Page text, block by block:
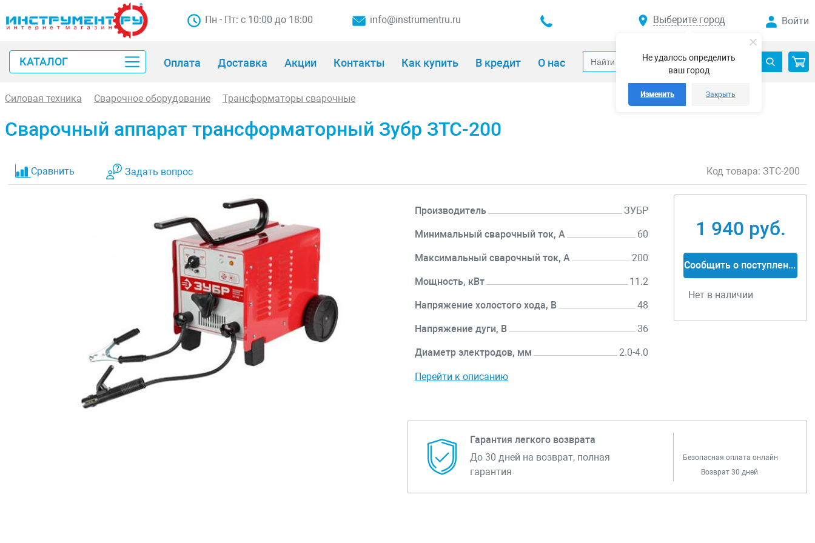
Не удалось определить
ваш город
Изменить Закрыть
Пн - Пт: с 10:00 до 18:00 info@instrumentru.ru Выберите город Войти
КАТАЛОГ Оплата Доставка Акции Контакты Как купить В кредит О нас
Силовая техника Сварочное оборудование Трансформаторы сварочные
Сварочный аппарат трансформаторный Зубр ЗТС-200
Сравнить Задать вопрос Код товара: ЗТС-200
Производитель ЗУБР
Минимальный сварочный ток, А 60
Максимальный сварочный ток, А 200
Мощность, кВт 11.2
Напряжение холостого хода, В 48
Напряжение дуги, В 36
Диаметр электродов, мм 2.0-4.0
Перейти к описанию
1 940 руб.
Сообщить о поступлении
Нет в наличии
Гарантия легкого возврата
До 30 дней на возврат, полная
гарантия
Безопасная оплата онлайн
Возврат 30 дней